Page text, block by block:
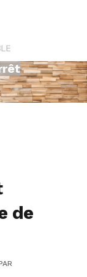
de